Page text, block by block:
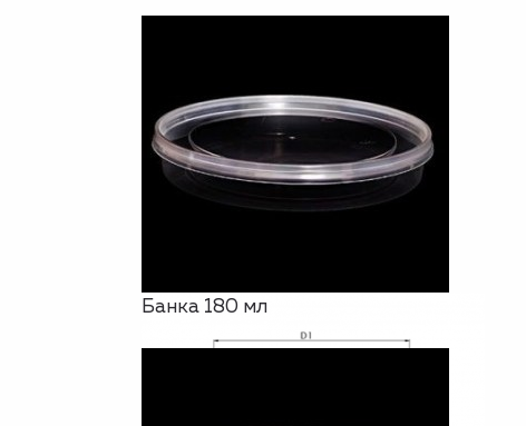
Банка 180 мл